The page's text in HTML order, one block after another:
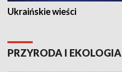
Ukraińskie wieści
PRZYRODA I EKOLOGIA